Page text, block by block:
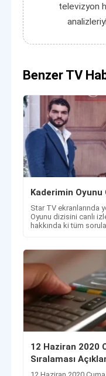
televizyon
Benzer TV
Kaderimin Oyunu
Star TV ekranlarında
Oyunu dizisini canlı
hakkında ki tüm
12 Haziran 2020
Sıralaması